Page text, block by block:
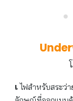
เไฟสำหรับสระว่